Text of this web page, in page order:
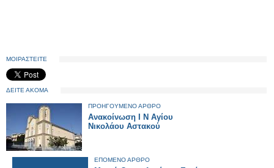
ΜΟΙΡΑΣΤΕΙΤΕ
ΔΕΙΤΕ ΑΚΟΜΑ
ΠΡΟΗΓΟΥΜΕΝΟ ΑΡΘΡΟ
Ανακοίνωση Ι Ν Αγίου
Νικολάου Αστακού
ΕΠΟΜΕΝΟ ΑΡΘΡΟ